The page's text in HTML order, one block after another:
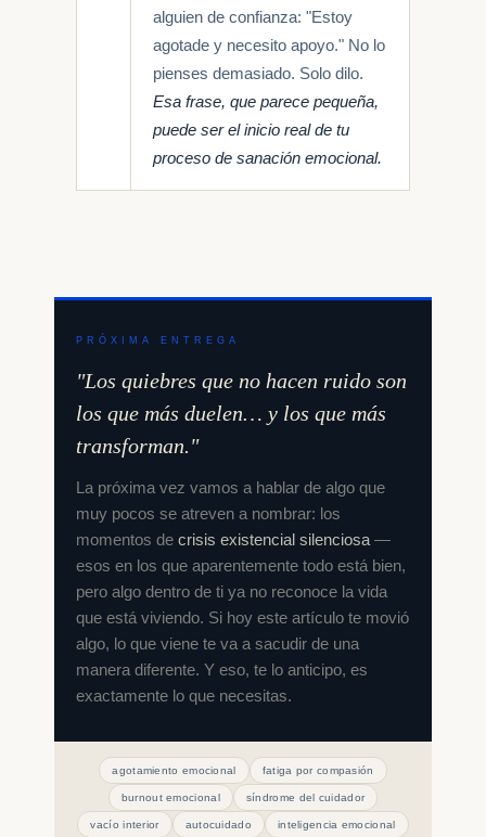
alguien de confianza: "Estoy
agotade y necesito apoyo." No lo
pienses demasiado. Solo dilo.
Esa frase, que parece pequeña,
puede ser el inicio real de tu
proceso de sanación emocional.
PRÓXIMA ENTREGA
"Los quiebres que no hacen ruido son
los que más duelen… y los que más
transforman."
La próxima vez vamos a hablar de algo que
muy pocos se atreven a nombrar: los
momentos de crisis existencial silenciosa —
esos en los que aparentemente todo está bien,
pero algo dentro de ti ya no reconoce la vida
que está viviendo. Si hoy este artículo te movió
algo, lo que viene te va a sacudir de una
manera diferente. Y eso, te lo anticipo, es
exactamente lo que necesitas.
agotamiento emocional fatiga por compasión
burnout emocional síndrome del cuidador
vacío interior autocuidado inteligencia emocional